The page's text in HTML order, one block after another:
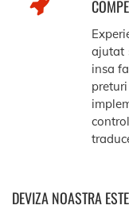
ajutat
insa
DEVIZA NOASTRA